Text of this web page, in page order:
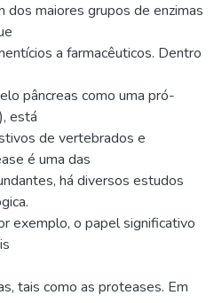
maiores grupos de enzimas
a farmacêuticos. Dentro
pâncreas como uma pró-
está
de vertebrados e
é uma das
há diversos estudos
exemplo, o papel significativo
tais como as proteases. Em